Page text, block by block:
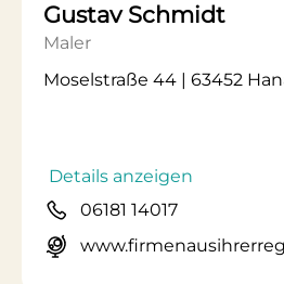
Gustav Schmidt
Maler
Moselstraße 44 | 63452
Details anzeigen
06181 14017